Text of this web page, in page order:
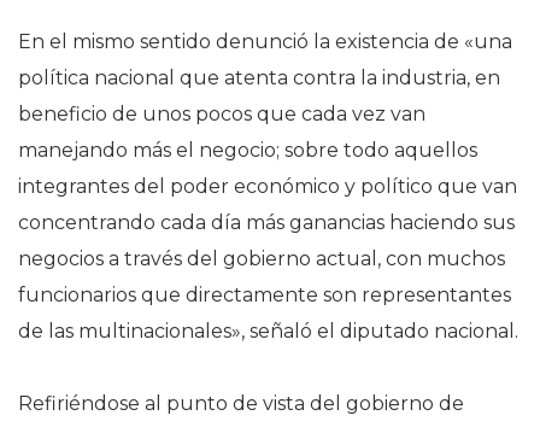
En el mismo sentido denunció la existencia de «una
política nacional que atenta contra la industria, en
beneficio de unos pocos que cada vez van
manejando más el negocio; sobre todo aquellos
integrantes del poder económico y político que van
concentrando cada día más ganancias haciendo sus
negocios a través del gobierno actual, con muchos
funcionarios que directamente son representantes
de las multinacionales», señaló el diputado nacional.
Refiriéndose al punto de vista del gobierno de